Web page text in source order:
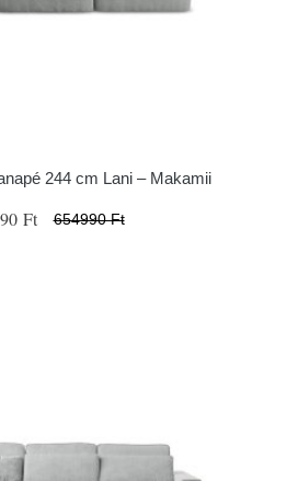
244 cm Lani – Makamii
Ft 654990 Ft